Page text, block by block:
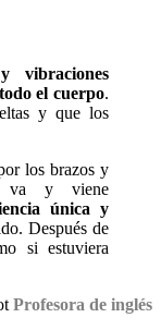
vibraciones
el cuerpo.
y que los
los brazos y
va y viene
única y
Después de
si estuviera
Profesora de inglés